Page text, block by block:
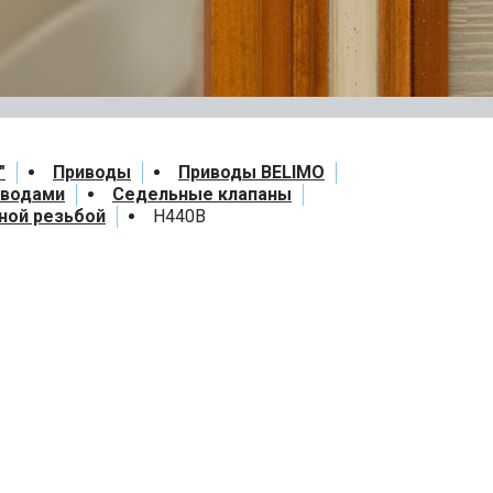
Приводы
Приводы BELIMO
Седельные клапаны
резьбой
Н440В